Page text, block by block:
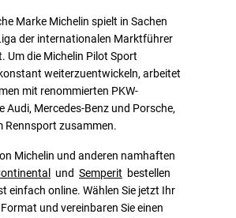
Marke Michelin spielt in Sachen
der internationalen Marktführer
Um die Michelin Pilot Sport
weiterzuentwickeln, arbeitet
mit renommierten PKW-
Audi, Mercedes-Benz und Porsche,
Rennsport zusammen.
Michelin und anderen namhaften
und Semperit bestellen
einfach online. Wählen Sie jetzt Ihr
und vereinbaren Sie einen